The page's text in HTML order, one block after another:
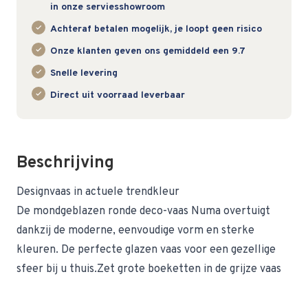
in onze serviesshowroom
Achteraf betalen mogelijk, je loopt geen risico
Onze klanten geven ons gemiddeld een 9.7
Snelle levering
Direct uit voorraad leverbaar
Beschrijving
Designvaas in actuele trendkleur
De mondgeblazen ronde deco-vaas Numa overtuigt
dankzij de moderne, eenvoudige vorm en sterke
kleuren. De perfecte glazen vaas voor een gezellige
sfeer bij u thuis.Zet grote boeketten in de grijze vaas